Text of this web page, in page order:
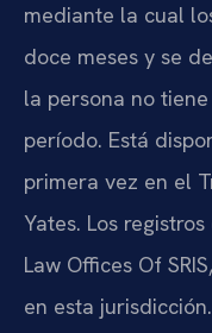
mediante la cual
doce meses y se
la persona no
período. Está
primera vez en el
Yates. Los
Law Offices Of
en esta